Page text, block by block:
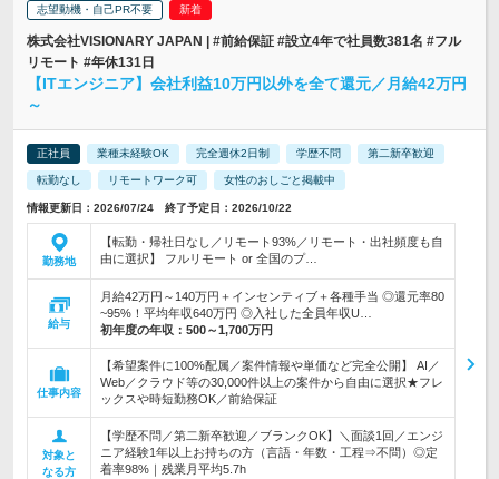
志望動機・自己PR不要
株式会社VISIONARY JAPAN | #前給保証 #設立4年で社員数381名 #フル
リモート #年休131日
【ITエンジニア】会社利益10万円以外を全て還元／月給42万円
～
正社員 業種未経験OK 完全週休2日制 学歴不問 第二新卒歓迎
転勤なし リモートワーク可 女性のおしごと掲載中
情報更新日：2026/07/24 終了予定日：2026/10/22
勤務地
【転勤・帰社日なし／リモート93%／リモート・出社頻度も自
由に選択】 フルリモート or 全国のプ…
給与
月給42万円～140万円＋インセンティブ＋各種手当 ◎還元率80
~95%！平均年収640万円 ◎入社した全員年収U…
初年度の年収： 500～1,700万円
仕事内容
【希望案件に100%配属／案件情報や単価など完全公開】 AI／
Web／クラウド等の30,000件以上の案件から自由に選択★フレ
ックスや時短勤務OK／前給保証
対象と
なる方
【学歴不問／第二新卒歓迎／ブランクOK】＼面談1回／エンジ
ニア経験1年以上お持ちの方（言語・年数・工程⇒不問）◎定
着率98%｜残業月平均5.7h